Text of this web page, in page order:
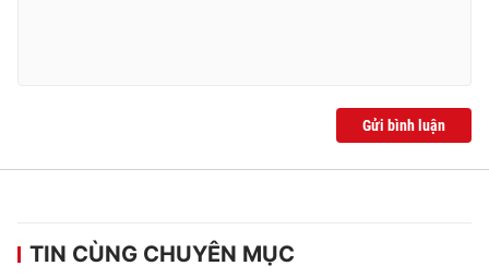
Gửi bình luận
TIN CÙNG CHUYÊN MỤC